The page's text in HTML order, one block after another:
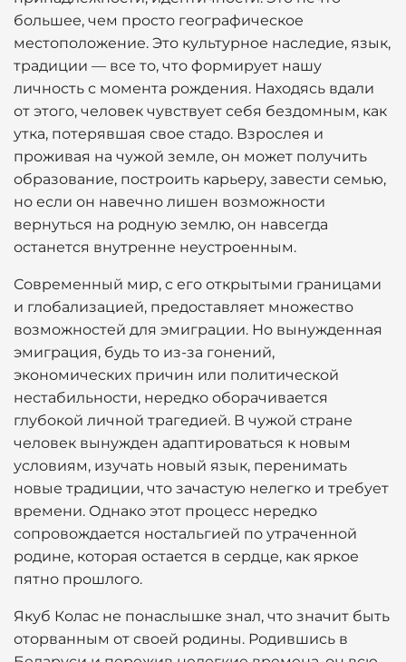
большее, чем просто географическое
местоположение. Это культурное наследие, язык,
традиции — все то, что формирует нашу
личность с момента рождения. Находясь вдали
от этого, человек чувствует себя бездомным, как
утка, потерявшая свое стадо. Взрослея и
проживая на чужой земле, он может получить
образование, построить карьеру, завести семью,
но если он навечно лишен возможности
вернуться на родную землю, он навсегда
останется внутренне неустроенным.
Современный мир, с его открытыми границами
и глобализацией, предоставляет множество
возможностей для эмиграции. Но вынужденная
эмиграция, будь то из-за гонений,
экономических причин или политической
нестабильности, нередко оборачивается
глубокой личной трагедией. В чужой стране
человек вынужден адаптироваться к новым
условиям, изучать новый язык, перенимать
новые традиции, что зачастую нелегко и требует
времени. Однако этот процесс нередко
сопровождается ностальгией по утраченной
родине, которая остается в сердце, как яркое
пятно прошлого.
Якуб Колас не понаслышке знал, что значит быть
оторванным от своей родины. Родившись в